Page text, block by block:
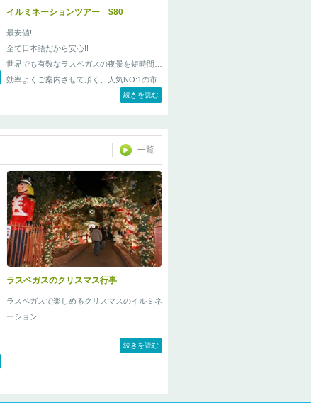
イルミネーションツアー $80
最安値!!
全て日本語だから安心!!
世界でも有数なラスベガスの夜景を短時間で
効率よくご案内させて頂く、人気NO:1の市
続きを読む
一覧
ラスベガスのクリスマス行事
ラスベガスで楽しめるクリスマスのイルミネ
ーション
続きを読む